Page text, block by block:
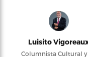
Luisito
Columnista Cultural y